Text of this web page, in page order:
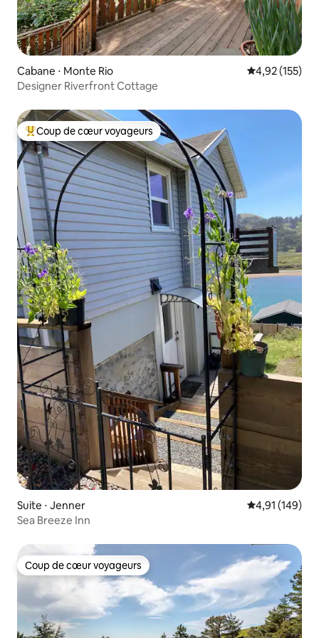
Cabane ⋅ Monte Rio Évaluation
4,92 (155)
Designer Riverfront Cottage
Coups de cœur voyageurs les plus appréciés
Coup de cœur voyageurs
Suite ⋅ Jenner Évaluation
4,91 (149)
Sea Breeze Inn
Coup de cœur voyageurs
Coup de cœur voyageurs